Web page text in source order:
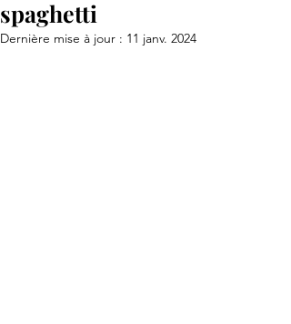
spaghetti
Dernière mise à jour : 11 janv. 2024